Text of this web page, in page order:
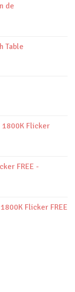
de
Table
1800K Flicker
FREE -
Flicker FREE